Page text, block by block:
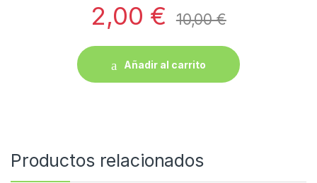
2,00 € 10,00€
Añadir al carrito
Productos relacionados